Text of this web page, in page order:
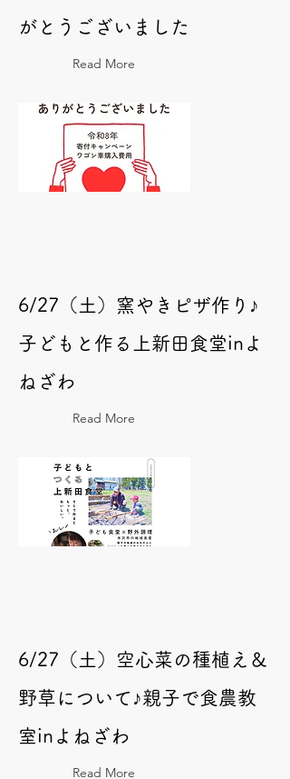
がとうございました
Read More
6/27（土）窯やきピザ作り♪
子どもと作る上新田食堂inよ
ねざわ
Read More
6/27（土）空心菜の種植え＆
野草について♪親子で食農教
室inよねざわ
Read More